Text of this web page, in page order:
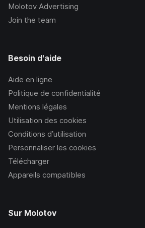
Molotov Advertising
Join the team
Besoin d'aide
Aide en ligne
Politique de confidentialité
Mentions légales
Utilisation des cookies
Conditions d’utilisation
Personnaliser les cookies
Télécharger
Appareils compatibles
Sur Molotov